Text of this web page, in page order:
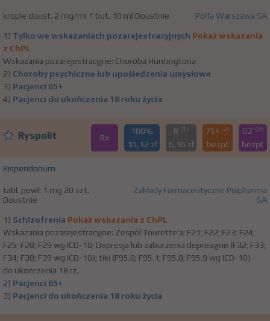
krople doust. 2 mg/ml 1 but. 10 ml Doustnie Polfa Warszawa SA
1) Tylko we wskazaniach pozarejestracyjnych Pokaż wskazania
z ChPL
Wskazania pozarejestracyjne: Choroba Huntingtona
2) Choroby psychiczne lub upośledzenia umysłowe
3) Pacjenci 65+
4) Pacjenci do ukończenia 18 roku życia
Ryspolit Rx
100%
10,12 zł
R (1)
6,16 zł
75+ (2)
bezpł.
DZ (3)
bezpł.
Risperidonum
tabl. powl. 1 mg 20 szt.
Doustnie
Zakłady Farmaceutyczne Polpharma
SA
1) Schizofrenia Pokaż wskazania z ChPL
Wskazania pozarejestracyjne: Zespół Tourette'a; F21; F22; F23; F24;
F25; F28; F29 wg ICD-10; Depresja lub zaburzenia depresyjne (F32; F33;
F34; F38; F39 wg ICD-10); tiki (F95.0; F95.1; F95.8; F95.9 wg ICD-10) -
do ukończenia 18 rż.
2) Pacjenci 65+
3) Pacjenci do ukończenia 18 roku życia